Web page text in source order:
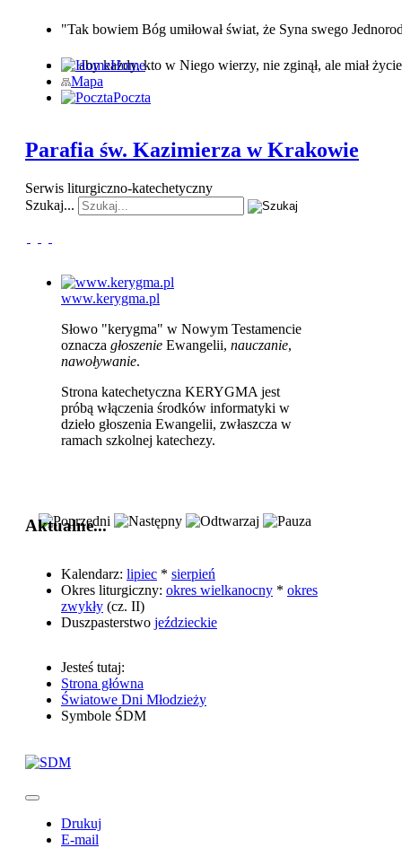
"Tak bowiem Bóg umiłował świat, że Syna swego
… aby każdy, kto w Niego wierzy, nie zginął, ale miał
Home
Mapa
Poczta
Parafia św. Kazimierza w Krakowie
Serwis liturgiczno-katechetyczny
Szukaj...
www.kerygma.pl
Słowo "kerygma" w Nowym Testamencie
oznacza głoszenie Ewangelii, nauczanie,
nawoływanie.
Strona katechetyczna KERYGMA jest
próbą włączenia środków informatyki w
dzieło głoszenia Ewangelii, zwłaszcza w
ramach szkolnej katechezy.
Aktualne...
Kalendarz: lipiec * sierpień
Okres liturgiczny: okres wielkanocny * okres
zwykły (cz. II)
Duszpasterstwo jeździeckie
Jesteś tutaj:
Strona główna
Światowe Dni Młodzieży
Symbole ŚDM
Drukuj
E-mail